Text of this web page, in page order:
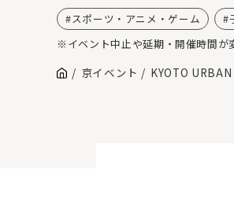
スポーツ・アニメ・ゲーム
※イベント中止や延期・開催時間が
京イベント KYOTO